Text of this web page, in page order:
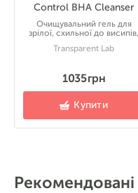
Control BHA Cleanser
Очищувальний гель для
зрілої, схильної до висипів,
Transparent Lab
1035 грн
Купити